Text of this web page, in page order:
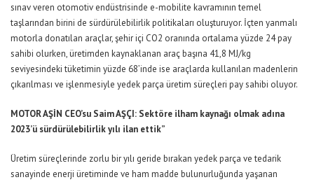
sınav veren otomotiv endüstrisinde e-mobilite kavramının temel
taşlarından birini de sürdürülebilirlik politikaları oluşturuyor. İçten yanmalı
motorla donatılan araçlar, şehir içi CO2 oranında ortalama yüzde 24 pay
sahibi olurken, üretimden kaynaklanan araç başına 41,8 MJ/kg
seviyesindeki tüketimin yüzde 68’inde ise araçlarda kullanılan madenlerin
çıkarılması ve işlenmesiyle yedek parça üretim süreçleri pay sahibi oluyor.
MOTOR AŞİN CEO’su Saim AŞÇI: Sektöre ilham kaynağı olmak adına
2023’ü sürdürülebilirlik yılı ilan ettik”
Üretim süreçlerinde zorlu bir yılı geride bırakan yedek parça ve tedarik
sanayinde enerji üretiminde ve ham madde bulunurluğunda yaşanan